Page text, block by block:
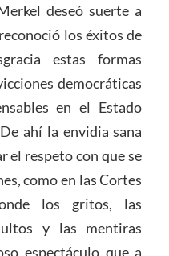
deseó suerte a
los éxitos de
estas formas
democráticas
en el Estado
ahí la envidia sana
el respeto con que se
como en las Cortes
los gritos, las
y las mentiras
espectáculo que a